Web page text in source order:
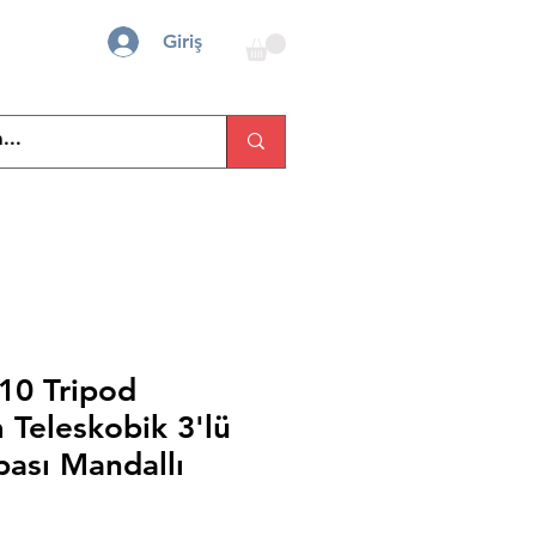
Giriş
Tripod
Teleskobik 3'lü
Mandallı